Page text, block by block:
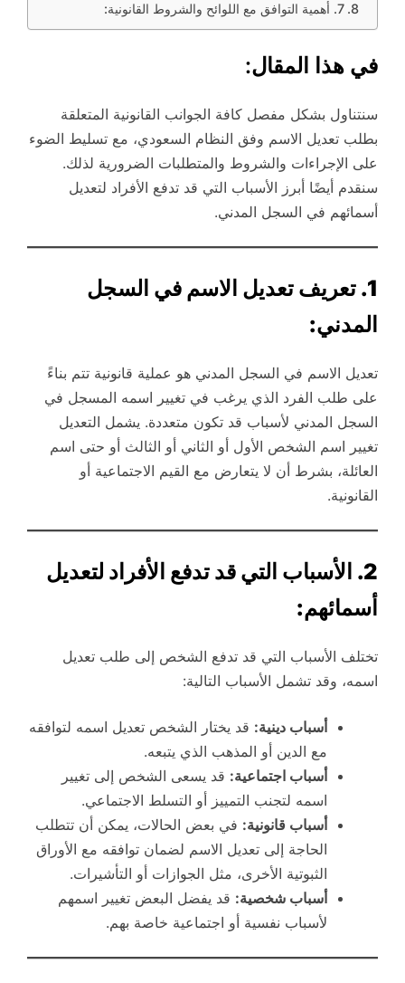
7. أهمية التوافق مع اللوائح والشروط القانونية:
في هذا المقال:
سنتناول بشكل مفصل كافة الجوانب القانونية المتعلقة
بطلب تعديل الاسم وفق النظام السعودي، مع تسليط الضوء
على الإجراءات والشروط والمتطلبات الضرورية لذلك.
سنقدم أيضًا أبرز الأسباب التي قد تدفع الأفراد لتعديل
أسمائهم في السجل المدني.
1. تعريف تعديل الاسم في السجل
المدني:
تعديل الاسم في السجل المدني هو عملية قانونية تتم بناءً
على طلب الفرد الذي يرغب في تغيير اسمه المسجل في
السجل المدني لأسباب قد تكون متعددة. يشمل التعديل
تغيير اسم الشخص الأول أو الثاني أو الثالث أو حتى اسم
العائلة، بشرط أن لا يتعارض مع القيم الاجتماعية أو
القانونية.
2. الأسباب التي قد تدفع الأفراد لتعديل
أسمائهم:
تختلف الأسباب التي قد تدفع الشخص إلى طلب تعديل
اسمه، وقد تشمل الأسباب التالية:
أسباب دينية: قد يختار الشخص تعديل اسمه لتوافقه
مع الدين أو المذهب الذي يتبعه.
أسباب اجتماعية: قد يسعى الشخص إلى تغيير
اسمه لتجنب التمييز أو التسلط الاجتماعي.
أسباب قانونية: في بعض الحالات، يمكن أن تتطلب
الحاجة إلى تعديل الاسم لضمان توافقه مع الأوراق
الثبوتية الأخرى، مثل الجوازات أو التأشيرات.
أسباب شخصية: قد يفضل البعض تغيير اسمهم
لأسباب نفسية أو اجتماعية خاصة بهم.